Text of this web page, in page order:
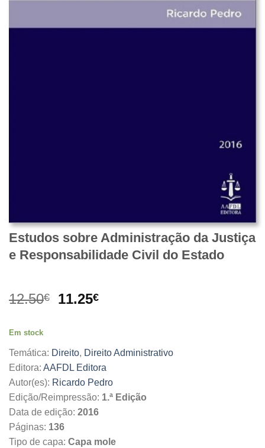
Estudos sobre Administração da Justiça
e Responsabilidade Civil do Estado
12.50€
O
12.50€.
11.25€O
11.25€.
Em stock
Temática: Direito, Direito Administrativo
Editora: AAFDL Editora
Autor(es): Ricardo Pedro
Edição/Reimpressão: 1.ª Edição
Data de edição: 2016
Páginas: 136
Tipo de capa: Capa mole